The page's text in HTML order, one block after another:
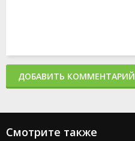
ДОБАВИТЬ КОММЕНТАРИЙ
Смотрите также